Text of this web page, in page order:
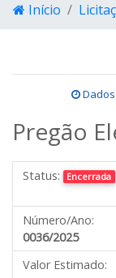
Início
Pregão
Status: Encerrada
Número/Ano:
0036/2025
Valor Estimado: